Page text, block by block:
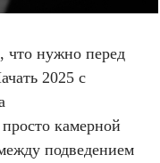
что нужно перед
2025 с
камерной
подведением